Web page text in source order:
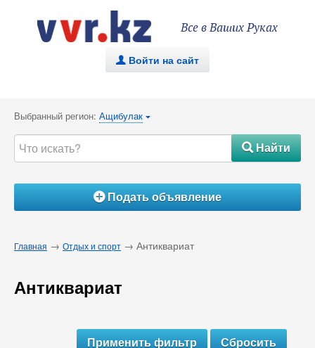
Все в Ваших Руках
. Войти на сайт
Выбранный регион: Ащибулак {
#Найти
ÁПодать объявление
Главная → Отдых и спорт → Антиквариат
Антиквариат